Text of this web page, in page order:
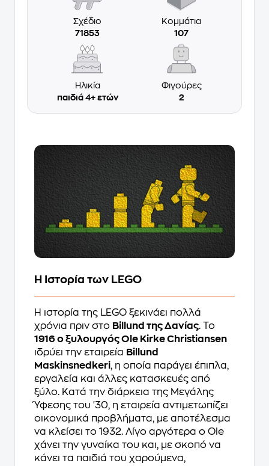
Σχέδιο
71853
Κομμάτια
107
Ηλικία
παιδιά 4+ ετών
Φιγούρες
2
Η Ιστορία των LEGO
Η ιστορία της LEGO ξεκινάει πολλά
χρόνια πριν στο Billund της Δανίας. Το
1916 ο ξυλουργός Ole Kirke Christiansen
ιδρύει την εταιρεία Billund
Maskinsnedkeri, η οποία παράγει έπιπλα,
εργαλεία και άλλες κατασκευές από
ξύλο. Κατά την διάρκεια της Μεγάλης
Ύφεσης του '30, η εταιρεία αντιμετωπίζει
οικονομικά προβλήματα, με αποτέλεσμα
να κλείσει το 1932. Λίγο αργότερα ο Ole
χάνει την γυναίκα του και, με σκοπό να
κάνει τα παιδιά του χαρούμενα,